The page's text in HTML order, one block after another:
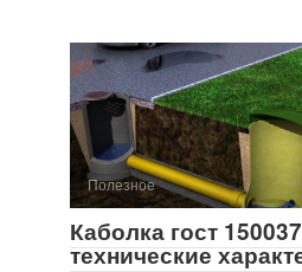
Полезное
Каболка гост
технические